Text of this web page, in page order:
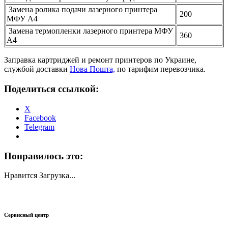
Замена ролика подачи лазерного принтера
МФУ А4
200
Замена термопленки лазерного принтера МФУ
А4
360
Заправка картриджей и ремонт принтеров по Украине,
службой доставки Нова Пошта, по тарифим перевозчика.
Поделиться ссылкой:
X
Facebook
Telegram
Понравилось это:
Нравится Загрузка...
Сервисный центр